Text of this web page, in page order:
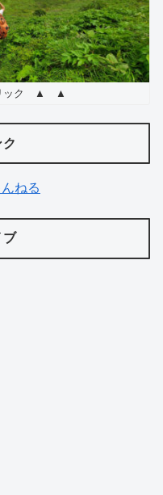
ック ▲ ▲
ねる
ブ